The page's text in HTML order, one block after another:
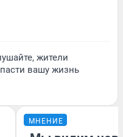
жители
вашу жизнь
МНЕНИЕ